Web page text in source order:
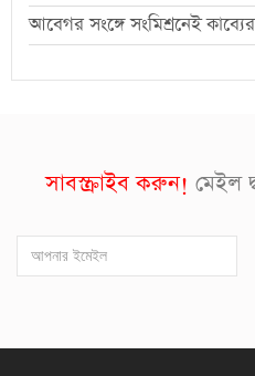
আবেগর সংঙ্গে সংমিশ্রনেই
সাবস্ক্রাইব করুন! মেইল